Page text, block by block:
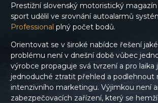
Prestižní slovenský motoristický
sport udělil ve srovnání autoalarmů
Professional plný počet bodů.
Orientovat se v široké nabídce řešení
problému není v dnešní době vůbec
výrobce propaguje svá tvrzení a pro laika
jednoduché ztratit přehled a podlehnout
intenzivního marketingu. Výjimkou není
zabezpečovacích zařízení, který se